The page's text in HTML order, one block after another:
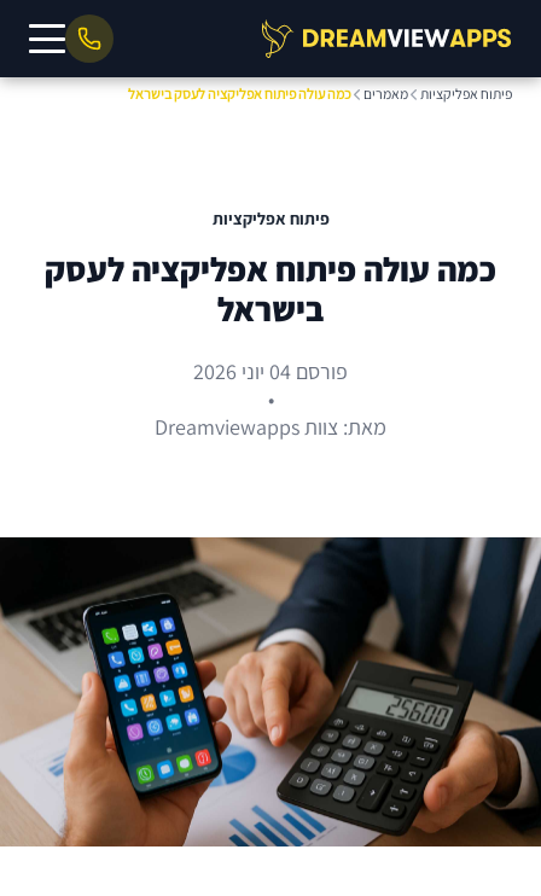
פיתוח אפליקציות מאמרים כמה עולה פיתוח אפליקציה לעסק בישראל
פיתוח אפליקציות
כמה עולה פיתוח אפליקציה לעסק
בישראל
פורסם 04 יוני 2026
•
מאת: צוות Dreamviewapps